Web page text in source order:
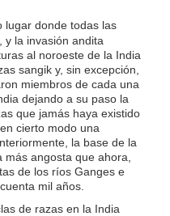
lugar donde todas las
y la invasión andita
al noroeste de la India
sangik y, sin excepción,
miembros de cada una
dejando a su paso la
que jamás haya existido
cierto modo una
la base de la
angosta que ahora,
de los ríos Ganges e
mil años.
de razas en la India